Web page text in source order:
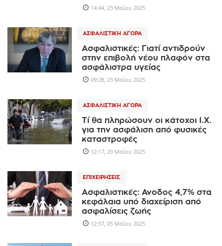
14:44, 23 Μαΐου 2025
ΑΣΦΑΛΙΣΤΙΚΉ ΑΓΟΡΆ
Ασφαλιστικές: Γιατί αντιδρούν
στην επιβολή νέου πλαφόν στα
ασφάλιστρα υγείας
09:28, 23 Μαΐου 2025
ΑΣΦΑΛΙΣΤΙΚΉ ΑΓΟΡΆ
Τί θα πληρώσουν οι κάτοχοι Ι.Χ.
για την ασφάλιση από φυσικές
καταστροφές
12:17, 20 Μαΐου 2025
ΕΠΙΧΕΙΡΉΣΕΙΣ
Ασφαλιστικές: Ανοδος 4,7% στα
κεφάλαια υπό διαχείριση από
ασφαλίσεις ζωής
12:57, 05 Μαΐου 2025